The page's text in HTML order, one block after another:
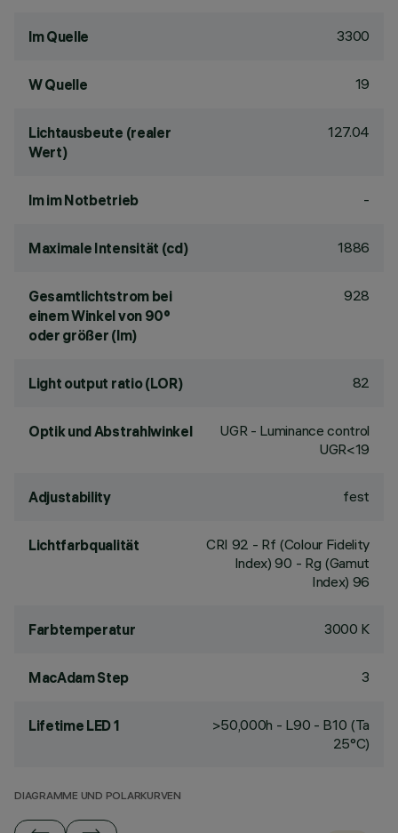
lm Quelle 3300
W Quelle 19
Lichtausbeute (realer
Wert)
127.04
lm im Notbetrieb -
Maximale Intensität (cd) 1886
Gesamtlichtstrom bei
einem Winkel von 90°
oder größer (lm)
928
Light output ratio (LOR) 82
Optik und Abstrahlwinkel
UGR - Luminance control
UGR<19
Adjustability fest
Lichtfarbqualität CRI 92 - Rf (Colour Fidelity
Index) 90 - Rg (Gamut
Index) 96
Farbtemperatur 3000 K
MacAdam Step 3
Lifetime LED 1
>50,000h - L90 - B10 (Ta
25°C)
DIAGRAMME UND POLARKURVEN